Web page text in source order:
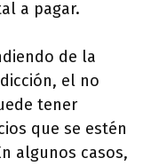
a pagar.
de la
el no
tener
que se estén
algunos casos,